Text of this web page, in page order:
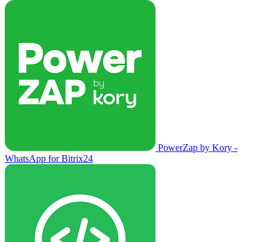
PowerZap by Kory -
WhatsApp for Bitrix24